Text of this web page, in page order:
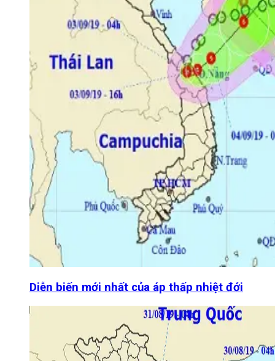
Diễn biến mới nhất của áp thấp nhiệt đới